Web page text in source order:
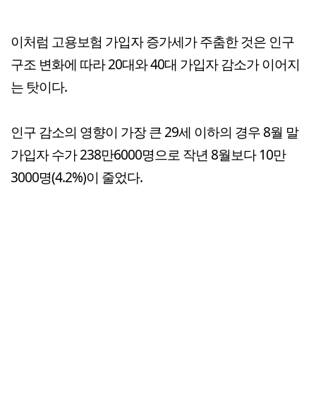
이처럼 고용보험 가입자 증가세가 주춤한 것은 인구
구조 변화에 따라 20대와 40대 가입자 감소가 이어지
는 탓이다.
인구 감소의 영향이 가장 큰 29세 이하의 경우 8월 말
가입자 수가 238만6000명으로 작년 8월보다 10만
3000명(4.2%)이 줄었다.